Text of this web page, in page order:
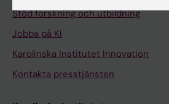
Stöd forskning och utbildning
Jobba på KI
Karolinska Institutet Innovation
Kontakta presstjänsten